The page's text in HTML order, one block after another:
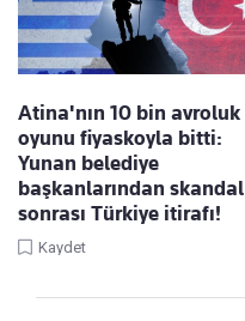
Atina'nın 10 bin avroluk
oyunu fiyaskoyla bitti:
Yunan belediye
başkanlarından skandal
sonrası Türkiye itirafı!
Kaydet